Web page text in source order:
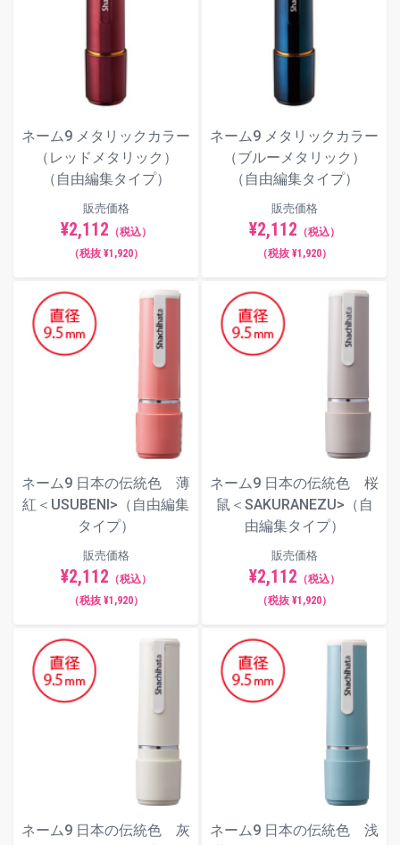
ネーム9 メタリックカラー
（レッドメタリック）
（自由編集タイプ）
販売価格
¥2,112 （税込）
（税抜 ¥1,920）
ネーム9 メタリックカラー
（ブルーメタリック）
（自由編集タイプ）
販売価格
¥2,112 （税込）
（税抜 ¥1,920）
ネーム9 日本の伝統色 薄
紅＜USUBENI>（自由編集
タイプ）
販売価格
¥2,112 （税込）
（税抜 ¥1,920）
ネーム9 日本の伝統色 桜
鼠＜SAKURANEZU>（自
由編集タイプ）
販売価格
¥2,112 （税込）
（税抜 ¥1,920）
ネーム9 日本の伝統色 灰
ネーム9 日本の伝統色 浅